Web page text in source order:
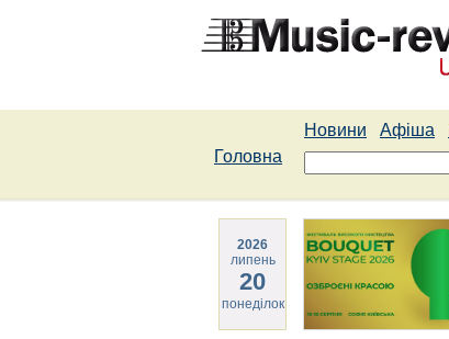
Новини Афіша
Головна
2026
липень
20
понеділок